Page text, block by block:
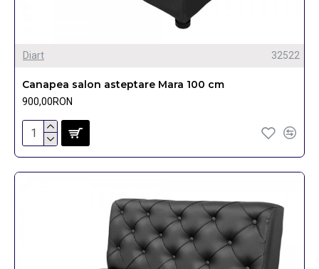
Diart 32522
Canapea salon asteptare Mara 100 cm
900,00RON